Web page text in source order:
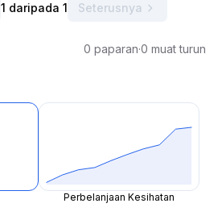
1 daripada 1 Seterusnya
0 paparan·0 muat turun
Perbelanjaan Kesihatan